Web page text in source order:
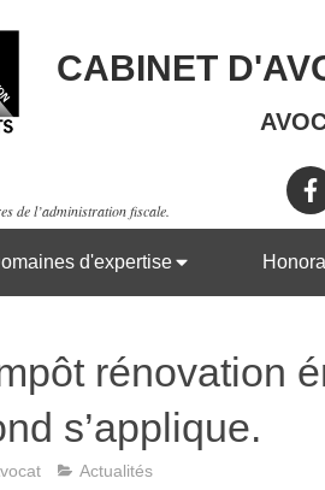
CABINET
de l’administration fiscale.
d'expertise
rénovation
s’applique.
Actualités